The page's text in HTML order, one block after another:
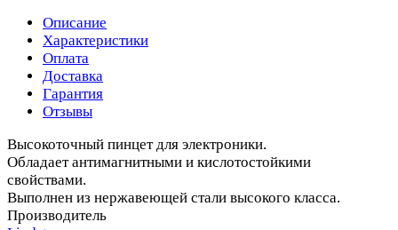
Описание
Характеристики
Оплата
Доставка
Гарантия
Отзывы
Высокоточный пинцет для электроники.
Обладает антимагнитными и кислотостойкими
свойствами.
Выполнен из нержавеющей стали высокого класса.
Производитель